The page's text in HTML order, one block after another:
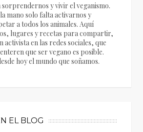
sorprendernos y vivir el veganismo.
mano solo falta activarnos y
a todos los animales. Aquí
lugares y recetas para compartir,
activista en las redes sociales, que
que ser vegano es posible.
hoy el mundo que soñamos.
EL BLOG